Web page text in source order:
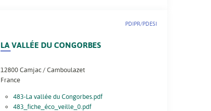
LA VALLÉE DU CONGORBES
PDIPR/PDESI
12800 Camjac / Camboulazet
France
483-La vallée du Congorbes.pdf
483_fiche_éco_veille_0.pdf